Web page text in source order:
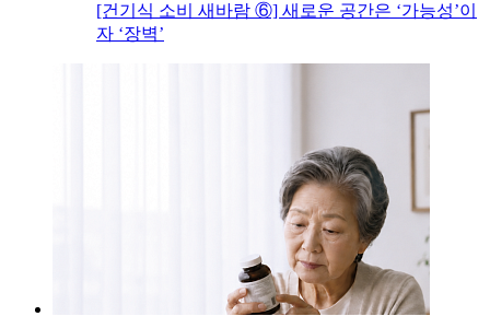
[건기식 소비 새바람 ⑥] 새로운 공간은 ‘가능성’이
자 ‘장벽’